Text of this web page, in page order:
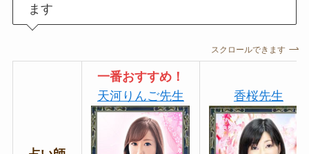
ます
スクロールできます
一番おすすめ！
天河りんご先生
香桜先生